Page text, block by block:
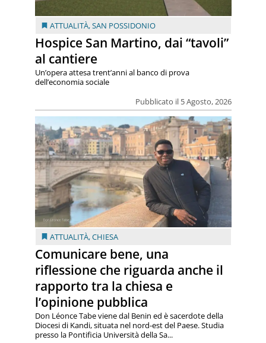
ATTUALITÀ,SAN POSSIDONIO
Hospice San Martino, dai “tavoli”
al cantiere
Pubblicato il 5 Agosto, 2026
Un’opera attesa trent’anni al banco di prova
dell’economia sociale
ATTUALITÀ,CHIESA
Comunicare bene, una
riflessione che riguarda anche il
rapporto tra la chiesa e
l’opinione pubblica
Don Léonce Tabe viene dal Benin ed è sacerdote della
Diocesi di Kandi, situata nel nord-est del Paese. Studia
presso la Pontificia Università della Sa...